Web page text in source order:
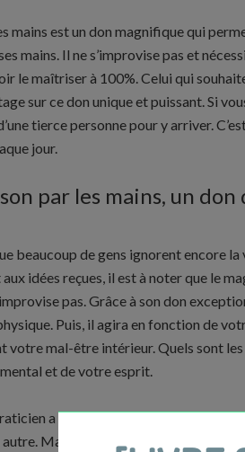
mains est un don magnifique qui
mains. Il ne s’improvise pas et
le maîtriser à 100%. Celui qui
sur ce don unique et puissant. Si
tierce personne pour y arriver.
jour.
par les mains, un
beaucoup de gens ignorent encore
idées reçues, il est à noter que le
pas. Grâce à son don
Puis, il agira en fonction de
votre mal-être intérieur. Quels sont
et de votre esprit.
a son propre mode de
Mais, d’une manière globale, il